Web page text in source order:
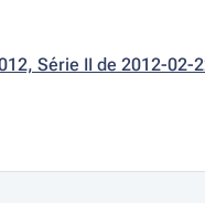
Série II de 2012-02-